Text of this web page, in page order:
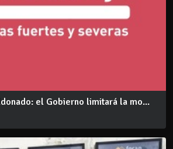
el Gobierno limitará la mo...